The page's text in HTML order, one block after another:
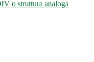
o struttura analoga